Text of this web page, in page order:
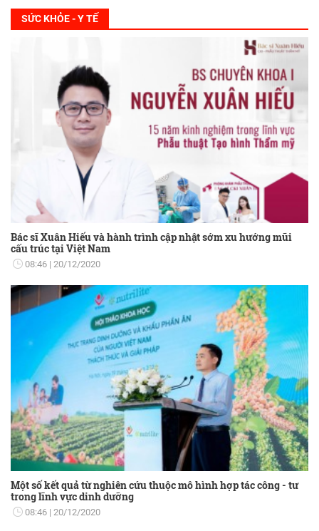
SỨC KHỎE - Y TẾ
Bác sĩ Xuân Hiếu và hành trình cập nhật sớm xu hướng mũi
cấu trúc tại Việt Nam
08:46 20/12/2020
Một số kết quả từ nghiên cứu thuộc mô hình hợp tác công - tư
trong lĩnh vực dinh dưỡng
08:46 20/12/2020